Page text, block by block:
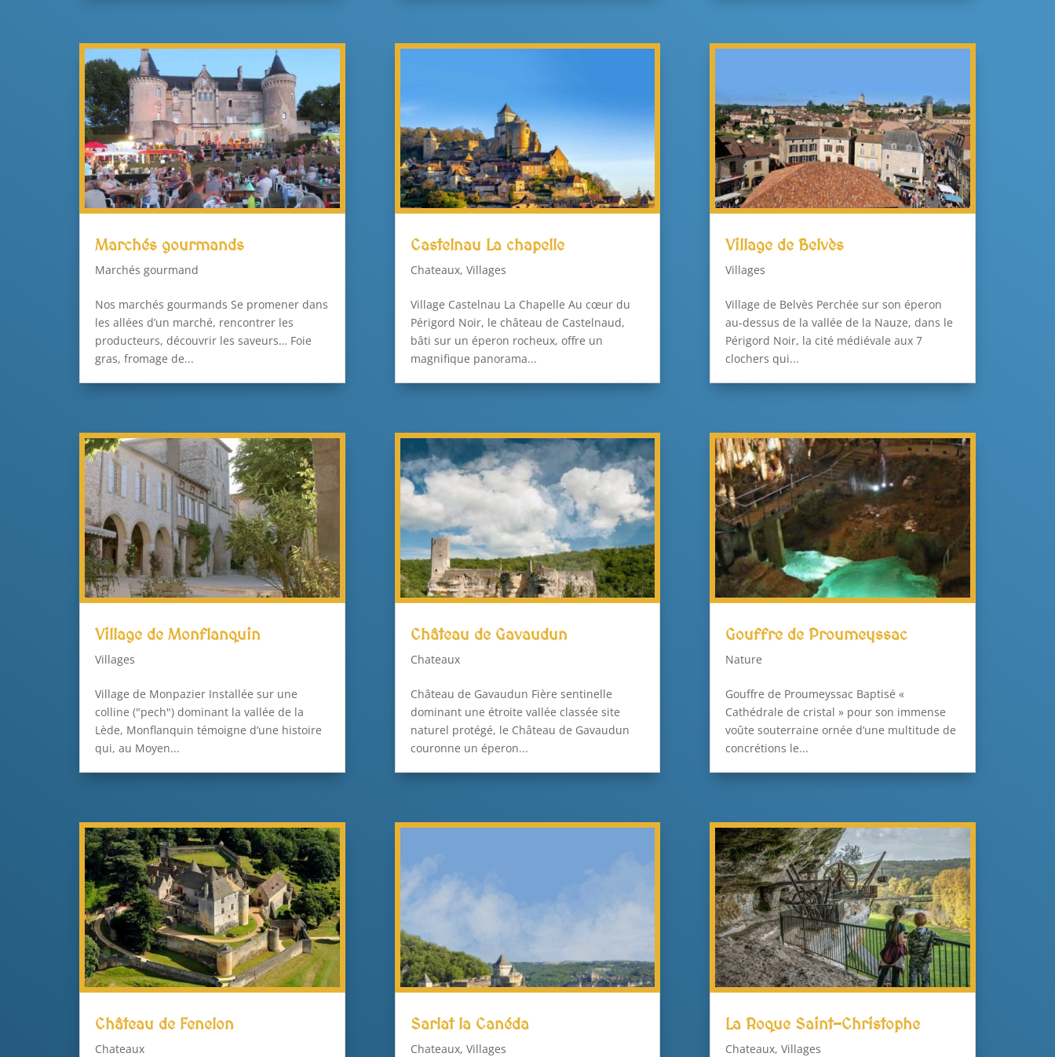
Marchés gourmands
Marchés gourmand
Nos marchés gourmands Se promener dans
les allées d’un marché, rencontrer les
producteurs, découvrir les saveurs… Foie
gras, fromage de...
Village de Monflanquin
Villages
Village de Monpazier Installée sur une
colline ("pech") dominant la vallée de la
Lède, Monflanquin témoigne d’une histoire
qui, au Moyen...
Château de Fenelon
Chateaux
Castelnau La chapelle
Chateaux, Villages
Village Castelnau La Chapelle Au cœur du
Périgord Noir, le château de Castelnaud,
bâti sur un éperon rocheux, offre un
magnifique panorama...
Château de Gavaudun
Chateaux
Château de Gavaudun Fière sentinelle
dominant une étroite vallée classée site
naturel protégé, le Château de Gavaudun
couronne un éperon...
Sarlat la Canéda
Chateaux, Villages
Village de Belvès
Villages
Village de Belvès Perchée sur son éperon
au-dessus de la vallée de la Nauze, dans le
Périgord Noir, la cité médiévale aux 7
clochers qui...
Gouffre de Proumeyssac
Nature
Gouffre de Proumeyssac Baptisé «
Cathédrale de cristal » pour son immense
voûte souterraine ornée d’une multitude de
concrétions le...
La Roque Saint-Christophe
Chateaux,Villages